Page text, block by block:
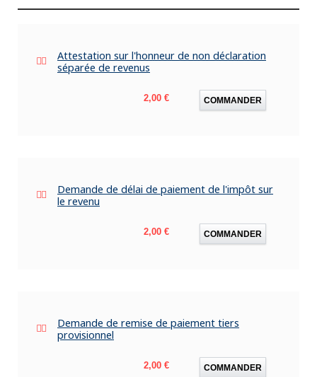
Attestation sur l'honneur de non déclaration
séparée de revenus
Prix
2,00 € COMMANDER
Demande de délai de paiement de l'impôt sur
le revenu
Prix
2,00 € COMMANDER
Demande de remise de paiement tiers
provisionnel
Prix
2,00 € COMMANDER